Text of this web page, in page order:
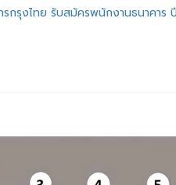
รกรุงไทย รับสมัครพนักงานธนาคาร